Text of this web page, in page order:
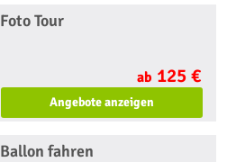
Foto Tour
ab 125 €
Angebote anzeigen
Ballon fahren